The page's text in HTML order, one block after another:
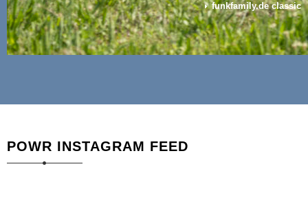
funkfamily.de classic
POWR INSTAGRAM FEED